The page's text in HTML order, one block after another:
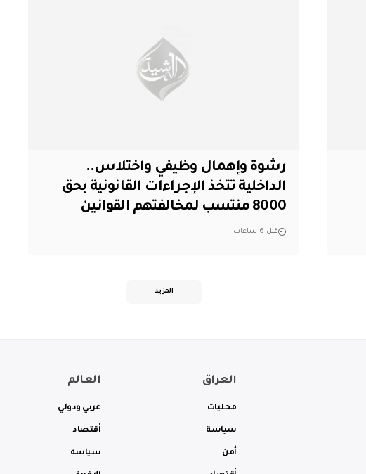
رشوة وإهمال وظيفي واختلاس..
الداخلية تتخذ الإجراءات القانونية بحق
8000 منتسب لمخالفتهم القوانين
قبل 6 ساعات
المزيد
العراق
محليات
سياسة
أمن
العالم
عربي ودولي
أقتصاد
سياسة